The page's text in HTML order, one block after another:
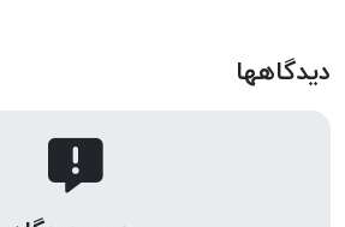
دیدگاهها